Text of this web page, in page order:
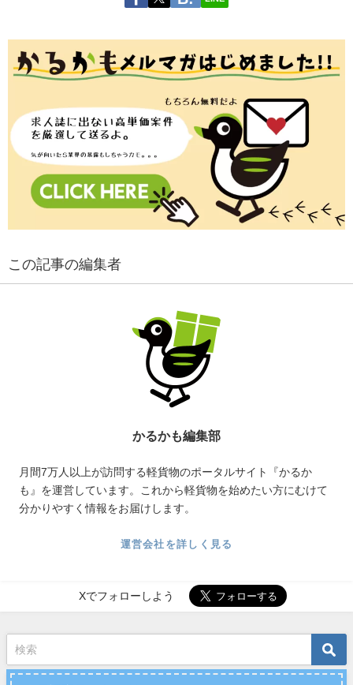
この記事の編集者
かるかも編集部
月間7万人以上が訪問する軽貨物のポータルサイト『かるか
も』を運営しています。これから軽貨物を始めたい方にむけて
分かりやすく情報をお届けします。
運営会社を詳しく見る
Xでフォローしよう